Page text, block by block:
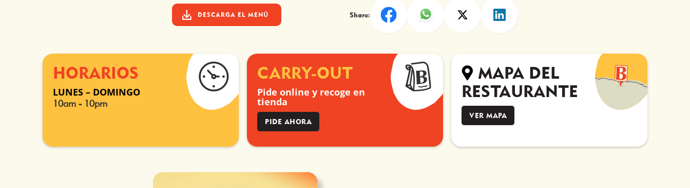
DESCARGA EL MENÚ Share:
HORARIOS
LUNES – DOMINGO
10am - 10pm
CARRY-OUT
Pide online y recoge en
tienda
PIDE AHORA
MAPA DEL
RESTAURANTE
VER MAPA